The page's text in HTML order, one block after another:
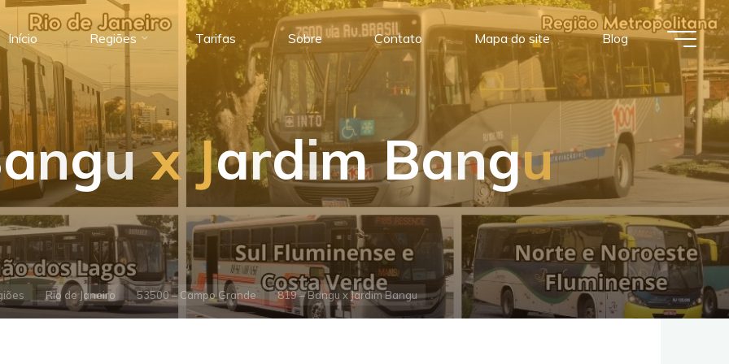
Início Regiões Tarifas Sobre Contato Mapa do site Blog
angu x Jardim Bangu
Rio de Janeiro 53500 – Campo Grande 819 – Bangu x Jardim Bangu